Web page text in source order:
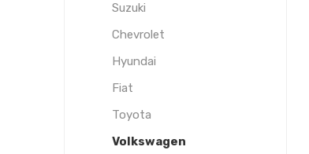
Suzuki
Chevrolet
Hyundai
Fiat
Toyota
Volkswagen